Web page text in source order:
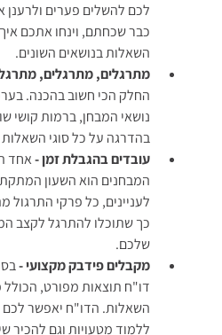
לכם להשלים פערים ולרענן
כבר שכחתם, וינחו אתכם
השאלות בנושאים השונים.
מתרגלים, מתרגלים,
החלק הכי חשוב בהכנה.
נושאי המבחן, ברמות קושי
בהדרגה על כל סוגי
עובדים בהגבלת זמן-אחד
המבחנים הוא השעון
לעניינים, כל פרקי
כך שתוכלו להתרגל לקצב
שלכם.
מקבלים פידבק מקצועי -
דו"ח תוצאות מפורט, הכולל
השאלות. הדו"ח יאפשר לכם
ללמוד מטעויות וגם להכיר